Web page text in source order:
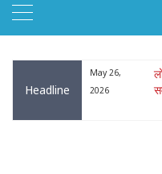
Headline
May 26,
2026